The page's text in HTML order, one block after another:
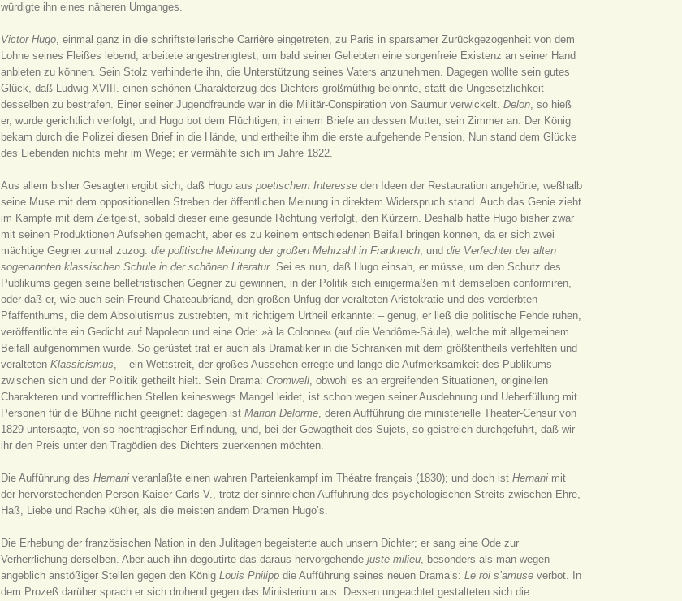
würdigte ihn eines näheren Umganges.
Victor Hugo, einmal ganz in die schriftstellerische Carrière eingetreten, zu Paris in sparsamer Zurückgezogenheit von dem
Lohne seines Fleißes lebend, arbeitete angestrengtest, um bald seiner Geliebten eine sorgenfreie Existenz an seiner Hand
anbieten zu können. Sein Stolz verhinderte ihn, die Unterstützung seines Vaters anzunehmen. Dagegen wollte sein gutes
Glück, daß Ludwig XVIII. einen schönen Charakterzug des Dichters großmüthig belohnte, statt die Ungesetzlichkeit
desselben zu bestrafen. Einer seiner Jugendfreunde war in die Militär-Conspiration von Saumur verwickelt.Delon, so hieß
er, wurde gerichtlich verfolgt, und Hugo bot dem Flüchtigen, in einem Briefe an dessen Mutter, sein Zimmer an. Der König
bekam durch die Polizei diesen Brief in die Hände, und ertheilte ihm die erste aufgehende Pension. Nun stand dem Glücke
des Liebenden nichts mehr im Wege; er vermählte sich im Jahre 1822.
Aus allem bisher Gesagten ergibt sich, daß Hugo auspoetischem Interesse den Ideen der Restauration angehörte, weßhalb
seine Muse mit dem oppositionellen Streben der öffentlichen Meinung in direktem Widerspruch stand. Auch das Genie zieht
im Kampfe mit dem Zeitgeist, sobald dieser eine gesunde Richtung verfolgt, den Kürzern. Deshalb hatte Hugo bisher zwar
mit seinen Produktionen Aufsehen gemacht, aber es zu keinem entschiedenen Beifall bringen können, da er sich zwei
mächtige Gegner zumal zuzog:die politische Meinung der großen Mehrzahl in Frankreich, unddie Verfechter der alten
sogenannten klassischen Schule in der schönen Literatur. Sei es nun, daß Hugo einsah, er müsse, um den Schutz des
Publikums gegen seine belletristischen Gegner zu gewinnen, in der Politik sich einigermaßen mit demselben conformiren,
oder daß er, wie auch sein Freund Chateaubriand, den großen Unfug der veralteten Aristokratie und des verderbten
Pfaffenthums, die dem Absolutismus zustrebten, mit richtigem Urtheil erkannte: – genug, er ließ die politische Fehde ruhen,
veröffentlichte ein Gedicht auf Napoleon und eine Ode: »à la Colonne« (auf die Vendôme-Säule), welche mit allgemeinem
Beifall aufgenommen wurde. So gerüstet trat er auch als Dramatiker in die Schranken mit dem größtentheils verfehlten und
veraltetenKlassicismus, – ein Wettstreit, der großes Aussehen erregte und lange die Aufmerksamkeit des Publikums
zwischen sich und der Politik getheilt hielt. Sein Drama:Cromwell, obwohl es an ergreifenden Situationen, originellen
Charakteren und vortrefflichen Stellen keineswegs Mangel leidet, ist schon wegen seiner Ausdehnung und Ueberfüllung mit
Personen für die Bühne nicht geeignet: dagegen istMarion Delorme, deren Aufführung die ministerielle Theater-Censur von
1829 untersagte, von so hochtragischer Erfindung, und, bei der Gewagtheit des Sujets, so geistreich durchgeführt, daß wir
ihr den Preis unter den Tragödien des Dichters zuerkennen möchten.
Die Aufführung desHernani veranlaßte einen wahren Parteienkampf im Théatre français (1830); und doch istHernani mit
der hervorstechenden Person Kaiser Carls V., trotz der sinnreichen Aufführung des psychologischen Streits zwischen Ehre,
Haß, Liebe und Rache kühler, als die meisten andern Dramen Hugo’s.
Die Erhebung der französischen Nation in den Julitagen begeisterte auch unsern Dichter; er sang eine Ode zur
Verherrlichung derselben. Aber auch ihn degoutirte das daraus hervorgehendejuste-milieu, besonders als man wegen
angeblich anstößiger Stellen gegen den KönigLouis Philipp die Aufführung seines neuen Drama’s:Le roi s’amuse verbot. In
dem Prozeß darüber sprach er sich drohend gegen das Ministerium aus. Dessen ungeachtet gestalteten sich die